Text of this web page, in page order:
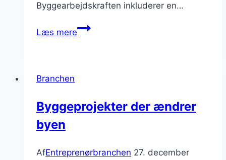
Byggearbejdskraften inkluderer en…
Læs mereByggearbejdskraft
Branchen
Byggeprojekter der ændrer
byen
AfEntreprenørbranchen 27. december